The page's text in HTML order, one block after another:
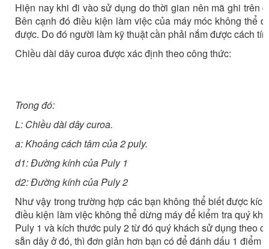
Hiện nay khi đi vào sử dụng do thời gian nên mã ghi trên
Bên cạnh đó điều kiện làm việc của máy móc không thể
được. Do đó người làm kỹ thuật cần phải nắm được cách
Chiều dài dây curoa được xác định theo công thức:
Trong đó:
L: Chiều dài dây curoa.
a: Khoảng cách tâm của 2 puly.
d1: Đường kính của Puly 1
d2: Đường kính của Puly 2
Như vậy trong trường hợp các bạn không thể biết được
điều kiện làm việc không thể dừng máy để kiểm tra quý
Puly 1 và kích thước puly 2 từ đó quý khách sử dụng theo
sẵn dây ở đó, thì đơn giản hơn bạn có để đánh dấu 1 điểm